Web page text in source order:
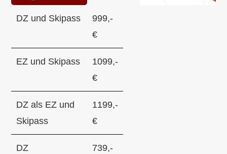
DZ und Skipass
999,-
€
EZ und Skipass
1099,-
€
DZ als EZ und
Skipass
1199,-
€
DZ
739,-